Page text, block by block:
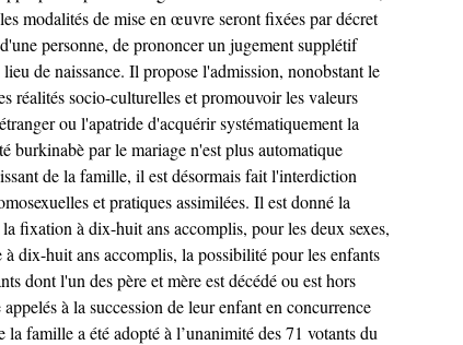
modalités de mise en œuvre seront fixées par décret
personne, de prononcer un jugement supplétif
de naissance. Il propose l'admission, nonobstant le
réalités socio-culturelles et promouvoir les valeurs
ou l'apatride d'acquérir systématiquement la
burkinabè par le mariage n'est plus automatique
de la famille, il est désormais fait l'interdiction
et pratiques assimilées. Il est donné la
fixation à dix-huit ans accomplis, pour les deux sexes,
dix-huit ans accomplis, la possibilité pour les enfants
dont l'un des père et mère est décédé ou est hors
à la succession de leur enfant en concurrence
famille a été adopté à l’unanimité des 71 votants du